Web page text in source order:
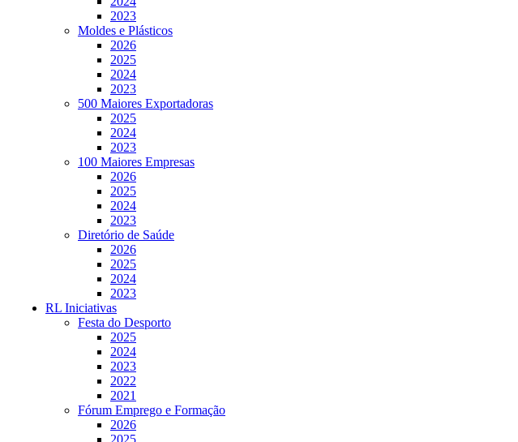
2023
Moldes e Plásticos
2026
2025
2024
2023
500 Maiores Exportadoras
2025
2024
2023
100 Maiores Empresas
2026
2025
2024
2023
Diretório de Saúde
2026
2025
2024
2023
RL Iniciativas
Festa do Desporto
2025
2024
2023
2022
2021
Fórum Emprego e Formação
2026
2025